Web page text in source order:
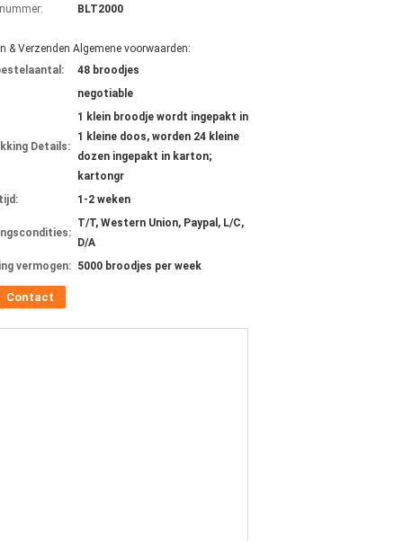
BLT2000
& Verzenden Algemene voorwaarden:
48 broodjes
negotiable
Details:
1 klein broodje wordt ingepakt in
1 kleine doos, worden 24 kleine
dozen ingepakt in karton;
kartongr
1-2 weken
T/T, Western Union, Paypal, L/C,
D/A
vermogen: 5000 broodjes per week
Contact